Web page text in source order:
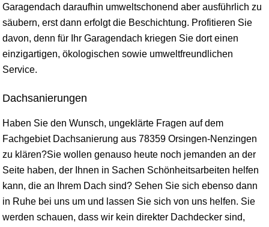
Garagendach daraufhin umweltschonend aber ausführlich zu
säubern, erst dann erfolgt die Beschichtung. Profitieren Sie
davon, denn für Ihr Garagendach kriegen Sie dort einen
einzigartigen, ökologischen sowie umweltfreundlichen
Service.
Dachsanierungen
Haben Sie den Wunsch, ungeklärte Fragen auf dem
Fachgebiet Dachsanierung aus 78359 Orsingen-Nenzingen
zu klären?Sie wollen genauso heute noch jemanden an der
Seite haben, der Ihnen in Sachen Schönheitsarbeiten helfen
kann, die an Ihrem Dach sind? Sehen Sie sich ebenso dann
in Ruhe bei uns um und lassen Sie sich von uns helfen. Sie
werden schauen, dass wir kein direkter Dachdecker sind,